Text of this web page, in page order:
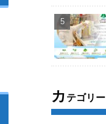
カ テゴリー